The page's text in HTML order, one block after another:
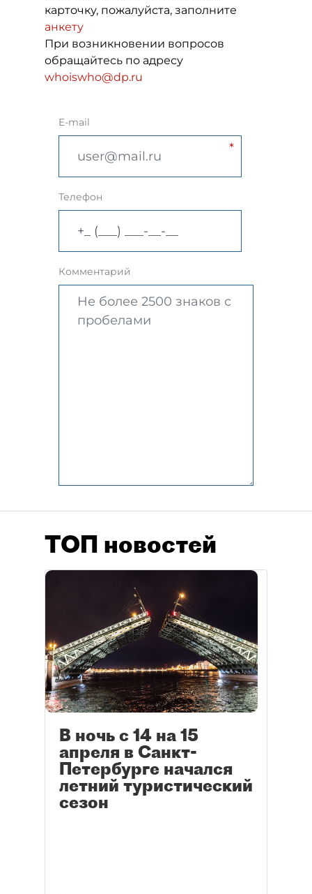
карточку, пожалуйста, заполните
анкету
При возникновении вопросов
обращайтесь по адресу
whoiswho@dp.ru
E-mail
Телефон
Комментарий
ТОП новостей
В ночь с 14 на 15
апреля в Санкт-
Петербурге начался
летний туристический
сезон